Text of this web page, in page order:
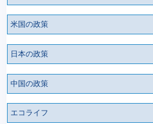
米国の政策
日本の政策
中国の政策
エコライフ